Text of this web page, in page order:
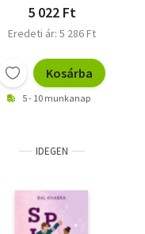
5 022 Ft
Eredeti ár: 5 286 Ft
Kosárba
5 - 10 munkanap
IDEGEN